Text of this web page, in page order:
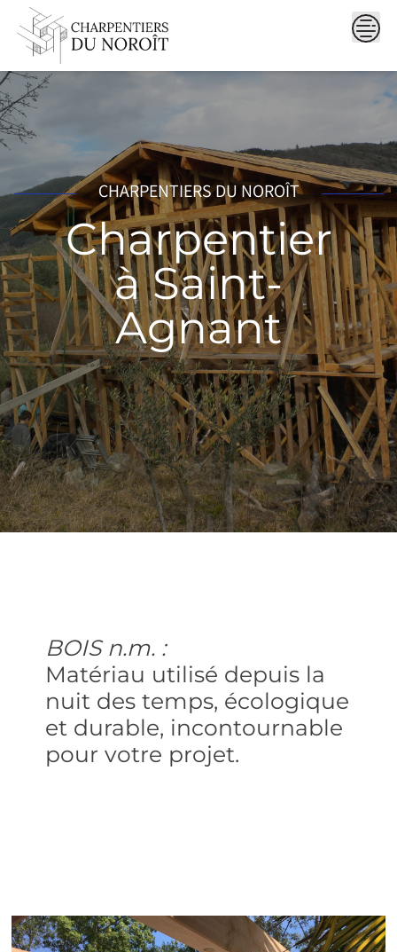
content
CHARPENTIERS DU NOROÎT
Charpentier
à Saint-
Agnant
BOIS n.m. :
Matériau utilisé depuis la
nuit des temps, écologique
et durable, incontournable
pour votre projet.